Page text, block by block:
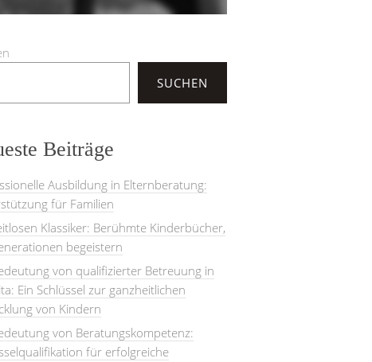
SUCHEN
Beiträge
Ausbildung in Elternberatung:
für Familien
Klassiker: Berühmte Kinderbücher,
begeistern
von qualifizierter Betreuung in
Ein Schlüssel zur ganzheitlichen
von Kindern
von Beratungskompetenz:
für erfolgreiche